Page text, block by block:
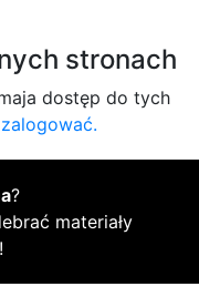
stronach
dostęp do tych
?
materiały